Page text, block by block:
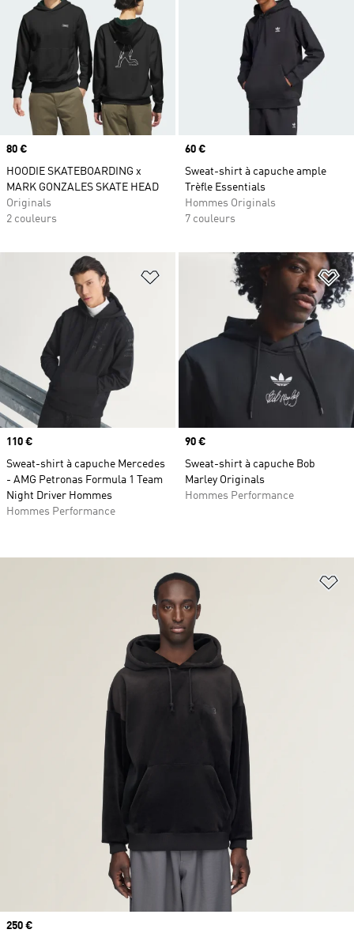
Prix
80 €
HOODIE SKATEBOARDING x
MARK GONZALES SKATE HEAD
Originals
2 couleurs
Prix
60 €
Sweat-shirt à capuche ample
Trèfle Essentials
Hommes Originals
7 couleurs
Ajouter à la Liste de produits
Prix
110 €
Sweat-shirt à capuche Mercedes
- AMG Petronas Formula 1 Team
Night Driver Hommes
Hommes Performance
Prix
90 €
Sweat-shirt à capuche Bob
Marley Originals
Hommes Performance
Prix
250 €